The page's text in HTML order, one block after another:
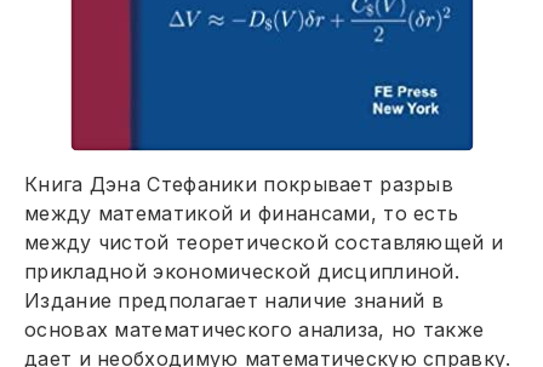
Книга Дэна Стефаники покрывает разрыв
между математикой и финансами, то есть
между чистой теоретической составляющей и
прикладной экономической дисциплиной.
Издание предполагает наличие знаний в
основах математического анализа, но также
дает и необходимую математическую справку.